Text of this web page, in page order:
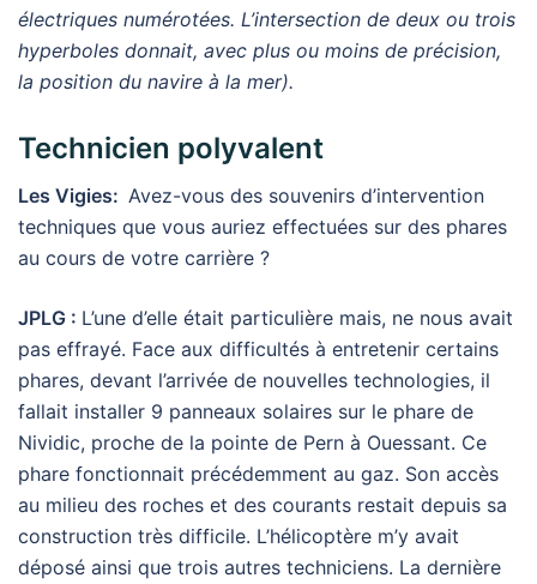
électriques numérotées. L’intersection de deux ou trois
hyperboles donnait, avec plus ou moins de précision,
la position du navire à la mer).
Technicien polyvalent
Les Vigies: Avez-vous des souvenirs d’intervention
techniques que vous auriez effectuées sur des phares
au cours de votre carrière ?
JPLG : L’une d’elle était particulière mais, ne nous avait
pas effrayé. Face aux difficultés à entretenir certains
phares, devant l’arrivée de nouvelles technologies, il
fallait installer 9 panneaux solaires sur le phare de
Nividic, proche de la pointe de Pern à Ouessant. Ce
phare fonctionnait précédemment au gaz. Son accès
au milieu des roches et des courants restait depuis sa
construction très difficile. L’hélicoptère m’y avait
déposé ainsi que trois autres techniciens. La dernière